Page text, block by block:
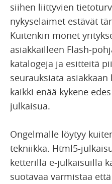
siihen liittyvien
nykyselaimet estävät
Kuitenkin monet
asiakkailleen Flash-
katalogeja ja esitteitä
seurauksiata
kaikki enää kykene
julkaisua.
Ongelmalle löytyy
tekniikka. Html5-
ketterillä e-julkaisuilla
suotavaa varmistaa